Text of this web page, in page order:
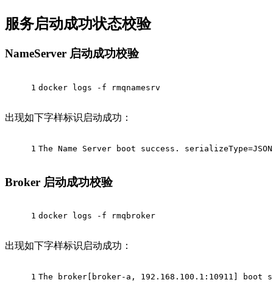
服务启动成功状态校验
NameServer 启动成功校验
1 docker logs -f rmqnamesrv
出现如下字样标识启动成功：
1 The Name Server boot success. serializeType
Broker 启动成功校验
1 docker logs -f rmqbroker
出现如下字样标识启动成功：
1 The broker [broker-a, 192.168.100.1:10911] boot